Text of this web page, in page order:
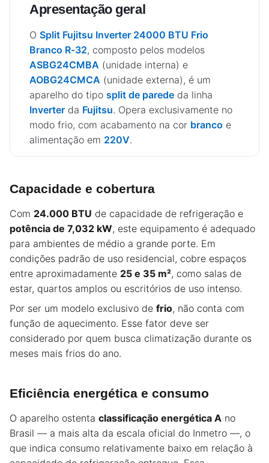
Apresentação geral
O Split Fujitsu Inverter 24000 BTU Frio
Branco R-32, composto pelos modelos
ASBG24CMBA (unidade interna) e
AOBG24CMCA (unidade externa), é um
aparelho do tipo split de parede da linha
Inverter da Fujitsu. Opera exclusivamente no
modo frio, com acabamento na cor branco e
alimentação em 220V.
Capacidade e cobertura
Com 24.000 BTU de capacidade de refrigeração e
potência de 7,032 kW, este equipamento é adequado
para ambientes de médio a grande porte. Em
condições padrão de uso residencial, cobre espaços
entre aproximadamente 25 e 35 m², como salas de
estar, quartos amplos ou escritórios de uso intenso.
Por ser um modelo exclusivo de frio, não conta com
função de aquecimento. Esse fator deve ser
considerado por quem busca climatização durante os
meses mais frios do ano.
Eficiência energética e consumo
O aparelho ostenta classificação energética A no
Brasil — a mais alta da escala oficial do Inmetro —, o
que indica consumo relativamente baixo em relação à